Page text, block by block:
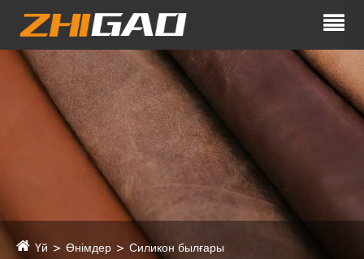
Үй Өнімдер
Силикон былғары